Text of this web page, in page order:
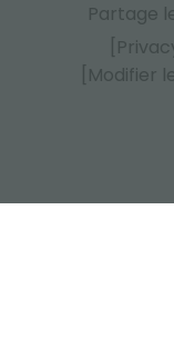
Partage
[Modifier